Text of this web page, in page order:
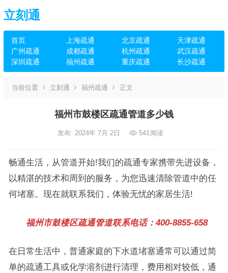
立刻通
首页 上海疏通 北京疏通
天津疏通
广州疏通
成都疏通 杭州疏通
武汉疏通
深圳疏通
福州疏通 重庆疏通 长沙疏通
当前位置 立刻通 福州疏通 正文
福州市鼓楼区疏通管道多少钱
发布: 2024年 7月 2日 541阅读
畅通生活，从管道开始!我们的疏通专家携带先进设备，
以精湛的技术和周到的服务，为您迅速清除管道中的任
何堵塞。现在就联系我们，体验无忧的家居生活!
福州市鼓楼区疏通管道联系电话：400-8855-658
在日常生活中，普通家庭的下水道堵塞通常可以通过简
单的疏通工具或化学溶剂进行清理，费用相对较低，通